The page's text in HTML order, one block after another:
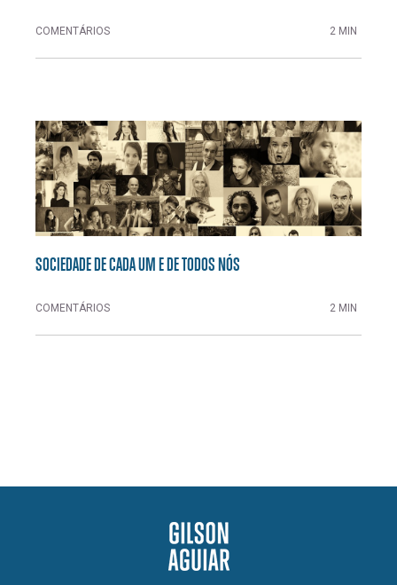
COMENTÁRIOS 2 MIN
SOCIEDADE DE CADA UM E DE TODOS NÓS
COMENTÁRIOS 2 MIN